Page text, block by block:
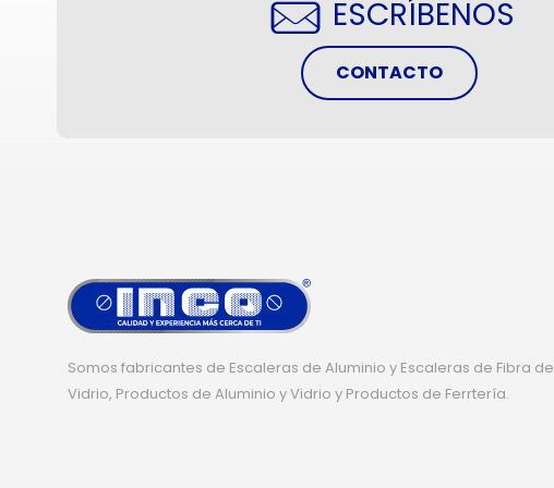
ESCRÍBENOS
CONTACTO
Somos fabricantes de Escaleras de Aluminio y Escaleras de Fibra de
Vidrio, Productos de Aluminio y Vidrio y Productos de Ferrtería.